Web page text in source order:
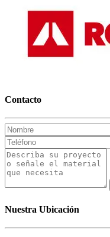
Contacto
Nuestra Ubicación